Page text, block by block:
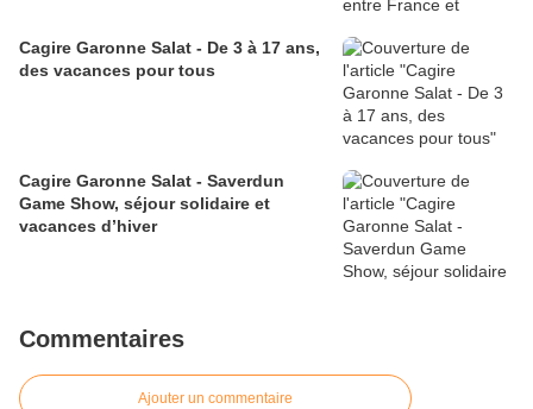
Cagire Garonne Salat - De 3 à 17 ans,
des vacances pour tous
Cagire Garonne Salat - Saverdun
Game Show, séjour solidaire et
vacances d’hiver
Commentaires
Ajouter un commentaire